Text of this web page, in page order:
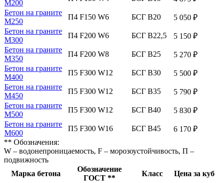
М200
Бетон на граните
М250
П4 F150 W6 БСГ В20
5 050 ₽
Бетон на граните
М300
П4 F200 W6 БСГ В22,5
5 150 ₽
Бетон на граните
М350
П4 F200 W8 БСГ В25
5 270 ₽
Бетон на граните
М400
П5 F300 W12 БСГ В30
5 500 ₽
Бетон на граните
М450
П5 F300 W12 БСГ В35
5 790 ₽
Бетон на граните
М500
П5 F300 W12 БСГ В40
5 830 ₽
Бетон на граните
М600
П5 F300 W16 БСГ В45
6 170 ₽
** Обозначения:
W – водонепроницаемость, F – морозоустойчивость, П –
подвижность
Марка бетона
Обозначение
ГОСТ **
Класс
Цена за куб